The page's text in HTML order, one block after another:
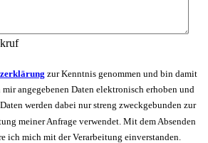
zur Kenntnis genommen und bin damit
angegebenen Daten elektronisch erhoben und
werden dabei nur streng zweckgebunden zur
meiner Anfrage verwendet. Mit dem Absenden
ich mich mit der Verarbeitung einverstanden.